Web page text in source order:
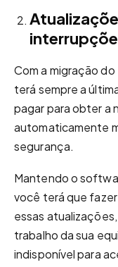
in
Com a migração
terá sempre a
pagar para obter a
automaticamente
segurança.
Mantendo o
você terá que
essas
trabalho da sua
indisponível para